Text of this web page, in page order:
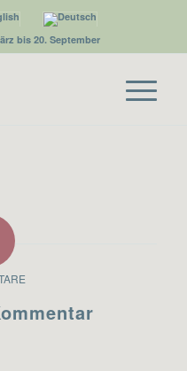
bis 20. September